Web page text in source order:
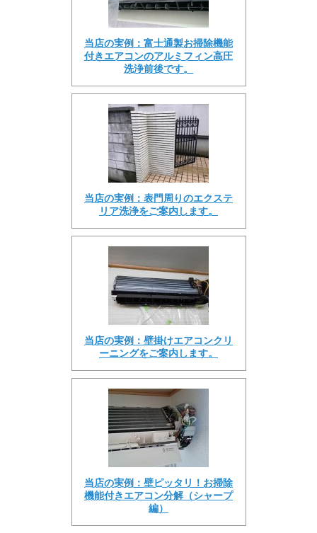
当店の実例：富士通製お掃除機能
付きエアコンのアルミフィン高圧
洗浄前後です。
当店の実例：表門周りのエクステ
リア洗浄をご案内します。
当店の実例：壁掛けエアコンクリ
ーニングをご案内します。
当店の実例：壁ピッタリ！お掃除
機能付きエアコン分解（シャープ
編）